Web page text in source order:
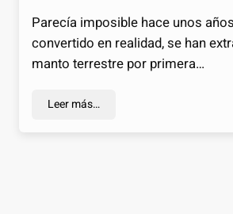
Parecía imposible hace unos
convertido en realidad, se han
manto terrestre por primera…
Leer más…